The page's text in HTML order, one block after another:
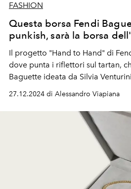
FASHION
Questa borsa Fendi
punkish, sarà la borsa
Il progetto "Hand to Hand" di
dove punta i riflettori sul tartan,
Baguette ideata da Silvia
27.12.2024 di Alessandro Viapiana